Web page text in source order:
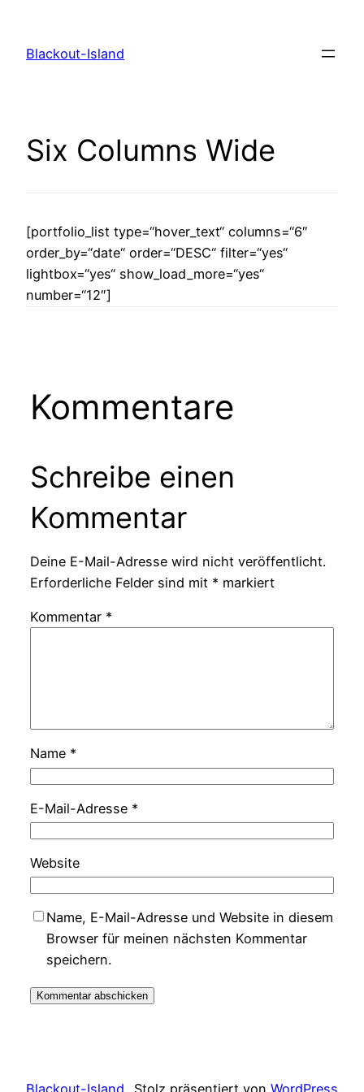
springen
Blackout-Island
Six Columns Wide
[portfolio_list type=“hover_text“ columns=“6″
order_by=“date“ order=“DESC“ filter=“yes“
lightbox=“yes“ show_load_more=“yes“
number=“12″]
Kommentare
Schreibe einen
Kommentar
Deine E-Mail-Adresse wird nicht veröffentlicht.
Erforderliche Felder sind mit * markiert
Kommentar *
Name *
E-Mail-Adresse *
Website
Name, E-Mail-Adresse und Website in diesem
Browser für meinen nächsten Kommentar
speichern.
Blackout-Island Stolz präsentiert von WordPress